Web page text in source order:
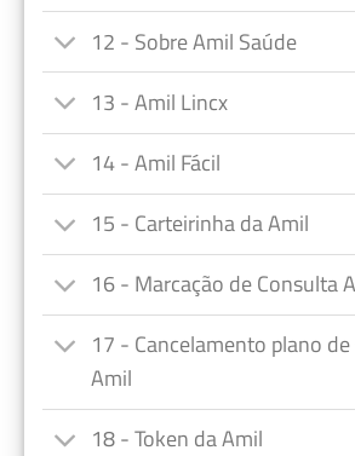
12 - Sobre Amil Saúde
13 - Amil Lincx
14 - Amil Fácil
15 - Carteirinha da Amil
16 - Marcação de Consulta
17 - Cancelamento plano
Amil
18 - Token da Amil